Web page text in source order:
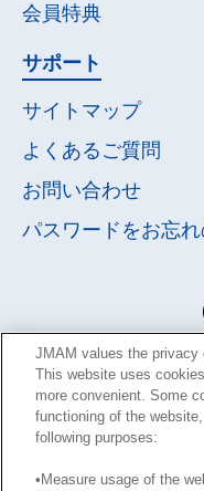
会員特典
サポート
サイトマップ
よくあるご質問
お問い合わせ
パスワードをお忘
JMAM values the privacy
This website uses
more convenient. Some
functioning of the
following purposes:
•Measure usage of the